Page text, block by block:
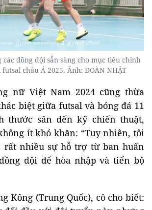
đồng đội sẵn sàng cho mục tiêu chinh
futsal châu Á 2025. Ảnh: ĐOÀN NHẬT
nữ Việt Nam 2024 cũng thừa
biệt giữa futsal và bóng đá 11
thước sân đến kỹ chiến thuật,
ít khó khăn: “Tuy nhiên, tôi
rất nhiều sự hỗ trợ từ ban huấn
đội để hòa nhập và tiến bộ
Kông (Trung Quốc), cô cho biết: